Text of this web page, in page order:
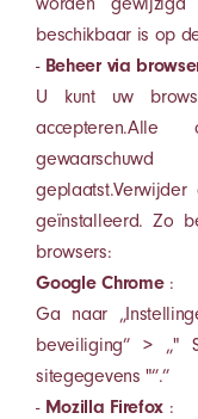
beschikbaar is op
- Beheer via
U kunt uw
geïnstalleerd. Zo
browsers:
Google Chrome:
Ga naar
beveiliging” > „"
sitegegevens "”.”
- Mozilla Firefox: